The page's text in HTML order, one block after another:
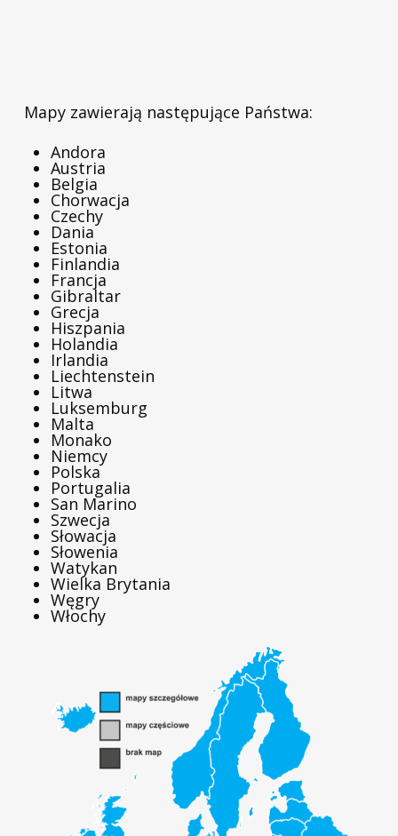
Mapy zawierają następujące Państwa:
Andora
Austria
Belgia
Chorwacja
Czechy
Dania
Estonia
Finlandia
Francja
Gibraltar
Grecja
Hiszpania
Holandia
Irlandia
Liechtenstein
Litwa
Luksemburg
Malta
Monako
Niemcy
Polska
Portugalia
San Marino
Szwecja
Słowacja
Słowenia
Watykan
Wielka Brytania
Węgry
Włochy